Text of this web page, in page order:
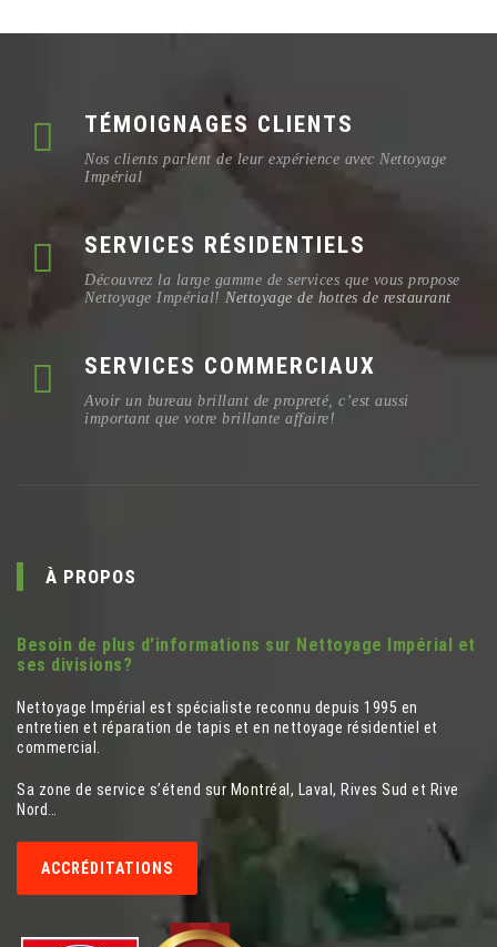
TÉMOIGNAGES CLIENTS
Nos clients parlent de leur expérience avec Nettoyage
Impérial
SERVICES RÉSIDENTIELS
Découvrez la large gamme de services que vous propose
Nettoyage Impérial! Nettoyage de hottes de restaurant
SERVICES COMMERCIAUX
Avoir un bureau brillant de propreté, c’est aussi
important que votre brillante affaire!
À PROPOS
Besoin de plus d’informations sur Nettoyage Impérial et
ses divisions?
Nettoyage Impérial est spécialiste reconnu depuis 1995 en
entretien et réparation de tapis et en nettoyage résidentiel et
commercial.
Sa zone de service s’étend sur Montréal, Laval, Rives Sud et Rive
Nord…
ACCRÉDITATIONS